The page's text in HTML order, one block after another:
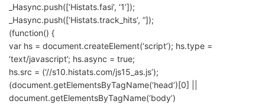
_Hasync.push([‘Histats.fasi’, ‘1’]);
_Hasync.push([‘Histats.track_hits’, ”]);
(function() {
var hs = document.createElement(‘script’); hs.type =
‘text/javascript’; hs.async = true;
hs.src = (‘//s10.histats.com/js15_as.js’);
(document.getElementsByTagName(‘head’)[0] ||
document.getElementsByTagName(‘body’)